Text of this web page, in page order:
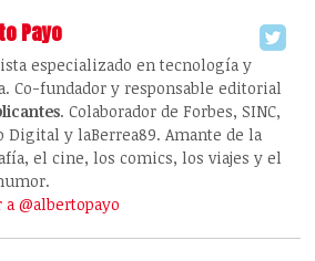
Payo
especializado en tecnología y
Co-fundador y responsable editorial
. Colaborador de Forbes, SINC,
Digital y laBerrea89. Amante de la
el cine, los comics, los viajes y el
@albertopayo